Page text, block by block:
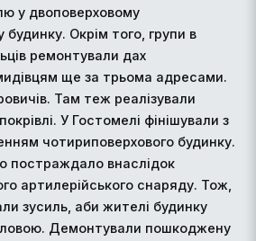
у двоповерховому
Окрім того, групи в
ремонтували дах
ще за трьома адресами.
Там теж реалізували
У Гостомелі фінішували з
чотириповерхового будинку.
постраждало внаслідок
артилерійського снаряду. Тож,
зусиль, аби жителі будинку
Демонтували пошкоджену